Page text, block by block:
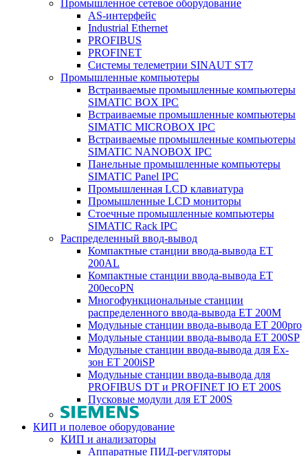
Промышленное сетевое оборудование
AS-интерфейс
Industrial Ethernet
PROFIBUS
PROFINET
Системы телеметрии SINAUT ST7
Промышленные компьютеры
Встраиваемые промышленные компьютеры
SIMATIC BOX IPC
Встраиваемые промышленные компьютеры
SIMATIC MICROBOX IPC
Встраиваемые промышленные компьютеры
SIMATIC NANOBOX IPC
Панельные промышленные компьютеры
SIMATIC Panel IPC
Промышленная LCD клавиатура
Промышленные LCD мониторы
Стоечные промышленные компьютеры
SIMATIC Rack IPC
Распределенный ввод-вывод
Компактные станции ввода-вывода ET
200AL
Компактные станции ввода-вывода ET
200ecoPN
Многофункциональные станции
распределенного ввода-вывода ET 200M
Модульные станции ввода-вывода ET 200pro
Модульные станции ввода-вывода ET 200SP
Модульные станции ввода-вывода для Ex-
зон ET 200iSP
Модульные станции ввода-вывода для
PROFIBUS DT и PROFINET IO ET 200S
Пусковые модули для ET 200S
КИП и полевое оборудование
КИП и анализаторы
Аппаратные ПИД-регуляторы